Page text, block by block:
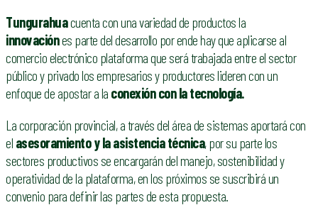
Tungurahuacuenta con una variedad de productos la
innovaciónes parte del desarrollo por ende hay que aplicarse al
comercio electrónico plataforma que será trabajada entre el sector
público y privado los empresarios y productores lideren con un
enfoque de apostar a la conexión con la tecnología.
La corporación provincial, a través del área de sistemas aportará con
el asesoramiento y la asistencia técnica, por su parte los
sectores productivos se encargarán del manejo, sostenibilidad y
operatividad de la plataforma, en los próximos se suscribirá un
convenio para definir las partes de esta propuesta.